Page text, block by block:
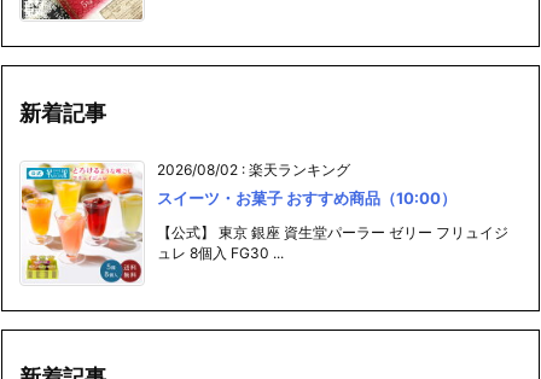
新着記事
2026/08/02 : 楽天ランキング
スイーツ・お菓子 おすすめ商品（10:00）
【公式】 東京 銀座 資生堂パーラー ゼリー フリュイジ
ュレ 8個入 FG30 ...